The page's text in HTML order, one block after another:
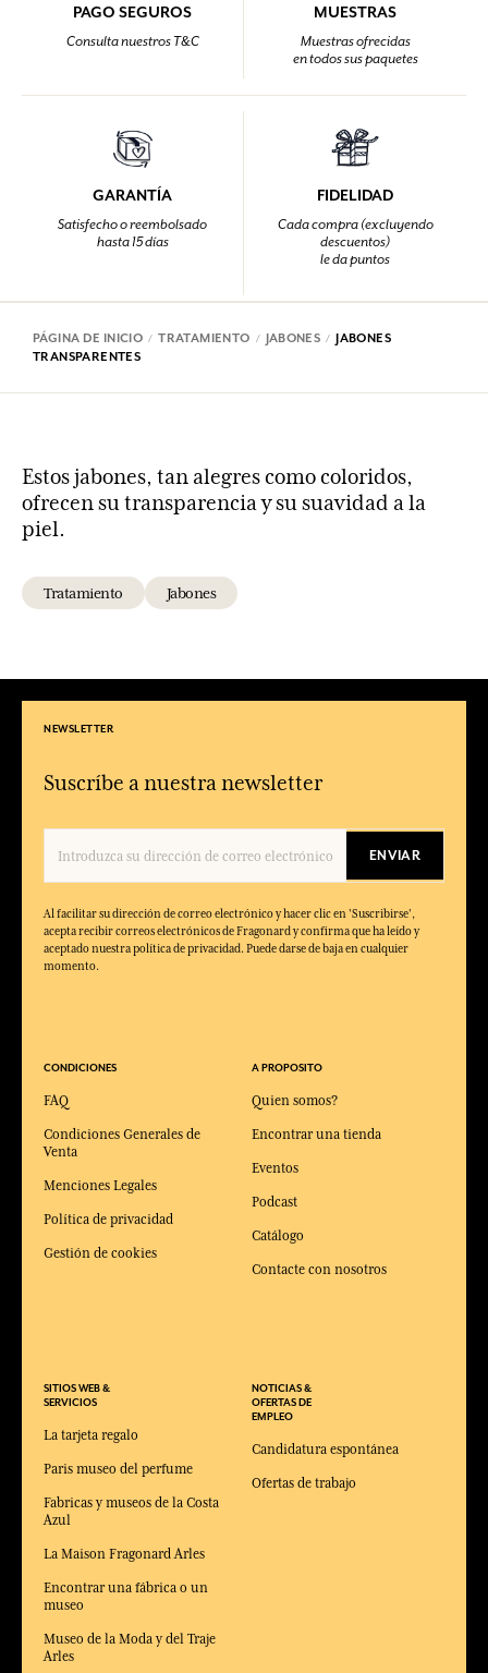
PAGO SEGUROS
Consulta nuestros T&C
MUESTRAS
Muestras ofrecidas
en todos sus paquetes
GARANTÍA
Satisfecho o reembolsado
hasta 15 días
FIDELIDAD
Cada compra (excluyendo
descuentos)
le da puntos
PÁGINA DE INICIO TRATAMIENTO JABONES
JABONES
TRANSPARENTES
Estos jabones, tan alegres como coloridos,
ofrecen su transparencia y su suavidad a la
piel.
Tratamiento Jabones
NEWSLETTER
Suscríbe a nuestra newsletter
ENVIAR
Al facilitar su dirección de correo electrónico y hacer clic en 'Suscribirse',
acepta recibir correos electrónicos de Fragonard y confirma que ha leído y
aceptado nuestra política de privacidad. Puede darse de baja en cualquier
momento.
CONDICIONES
FAQ
Condiciones Generales de
Venta
Menciones Legales
Política de privacidad
Gestión de cookies
SITIOS WEB &
SERVICIOS
La tarjeta regalo
Paris museo del perfume
Fabricas y museos de la Costa
Azul
La Maison Fragonard Arles
Encontrar una fábrica o un
museo
Museo de la Moda y del Traje
Arles
A PROPOSITO
Quien somos?
Encontrar una tienda
Eventos
Podcast
Catálogo
Contacte con nosotros
NOTICIAS &
OFERTAS DE
EMPLEO
Candidatura espontánea
Ofertas de trabajo